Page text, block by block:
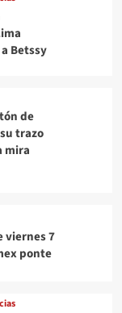
Betssy
de
trazo
mira
viernes 7
ponte